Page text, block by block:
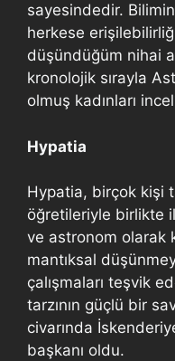
sayesindedir.
herkese
düşündüğüm nihai
kronolojik sırayla
olmuş kadınları
Hypatia
Hypatia, birçok kişi
öğretileriyle birlikte
ve astronom olarak
mantıksal
çalışmaları teşvik
tarzının güçlü bir
civarında
başkanı oldu.